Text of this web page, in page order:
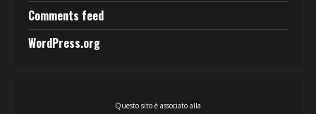
Comments feed
WordPress.org
Questo sito è associato alla